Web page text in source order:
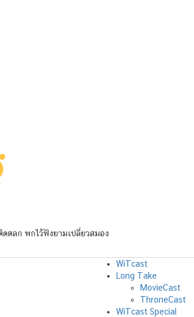
ดตลก พกไว้ฟังยามเปลี่ยวสมอง
WiTcast
Long Take
MovieCast
ThroneCast
WiTcast Special